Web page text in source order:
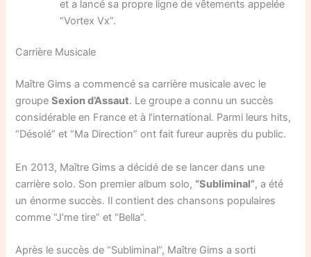
et a lancé sa propre ligne de vêtements appelée
“Vortex Vx”.
Carrière Musicale
Maître Gims a commencé sa carrière musicale avec le
groupeSexion d’Assaut. Le groupe a connu un succès
considérable en France et à l’international. Parmi leurs hits,
“Désolé” et “Ma Direction” ont fait fureur auprès du public.
En 2013, Maître Gims a décidé de se lancer dans une
carrière solo. Son premier album solo, “Subliminal”, a été
un énorme succès. Il contient des chansons populaires
comme “J’me tire” et “Bella”.
Après le succès de “Subliminal”, Maître Gims a sorti